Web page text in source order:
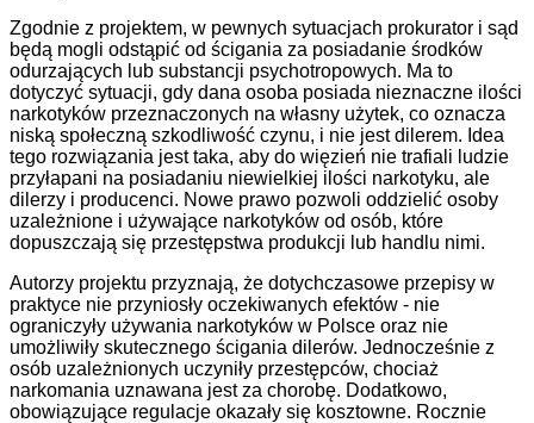
Zgodnie z projektem, w pewnych sytuacjach prokurator i sąd
będą mogli odstąpić od ścigania za posiadanie środków
odurzających lub substancji psychotropowych. Ma to
dotyczyć sytuacji, gdy dana osoba posiada nieznaczne ilości
narkotyków przeznaczonych na własny użytek, co oznacza
niską społeczną szkodliwość czynu, i nie jest dilerem. Idea
tego rozwiązania jest taka, aby do więzień nie trafiali ludzie
przyłapani na posiadaniu niewielkiej ilości narkotyku, ale
dilerzy i producenci. Nowe prawo pozwoli oddzielić osoby
uzależnione i używające narkotyków od osób, które
dopuszczają się przestępstwa produkcji lub handlu nimi.
Autorzy projektu przyznają, że dotychczasowe przepisy w
praktyce nie przyniosły oczekiwanych efektów - nie
ograniczyły używania narkotyków w Polsce oraz nie
umożliwiły skutecznego ścigania dilerów. Jednocześnie z
osób uzależnionych uczyniły przestępców, chociaż
narkomania uznawana jest za chorobę. Dodatkowo,
obowiązujące regulacje okazały się kosztowne. Rocznie